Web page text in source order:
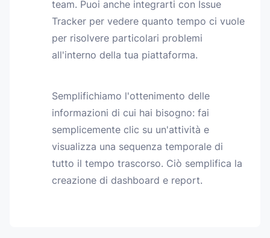
team. Puoi anche integrarti con Issue
Tracker per vedere quanto tempo ci vuole
per risolvere particolari problemi
all'interno della tua piattaforma.
Semplifichiamo l'ottenimento delle
informazioni di cui hai bisogno: fai
semplicemente clic su un'attività e
visualizza una sequenza temporale di
tutto il tempo trascorso. Ciò semplifica la
creazione di dashboard e report.